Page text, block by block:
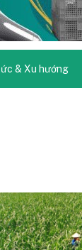
& Xu hướng